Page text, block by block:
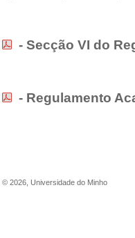
- Secção VI do
- Regulamento
© 2026 Universidade do Minho